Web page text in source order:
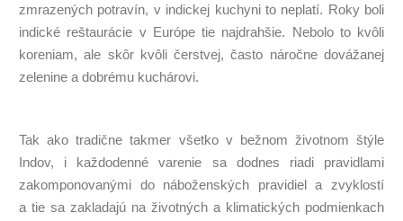
zmrazených potravín, v indickej kuchyni to neplatí. Roky boli
indické reštaurácie v Európe tie najdrahšie. Nebolo to kvôli
koreniam, ale skôr kvôli čerstvej, často náročne dovážanej
zelenine a dobrému kuchárovi.
Tak ako tradične takmer všetko v bežnom životnom štýle
Indov, i každodenné varenie sa dodnes riadi pravidlami
zakomponovanými do náboženských pravidiel a zvyklostí
a tie sa zakladajú na životných a klimatických podmienkach